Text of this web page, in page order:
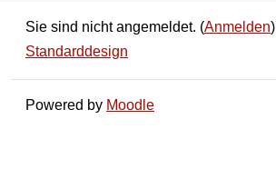
Sie sind nicht angemeldet. (Anmelden)
Standarddesign
Powered by Moodle